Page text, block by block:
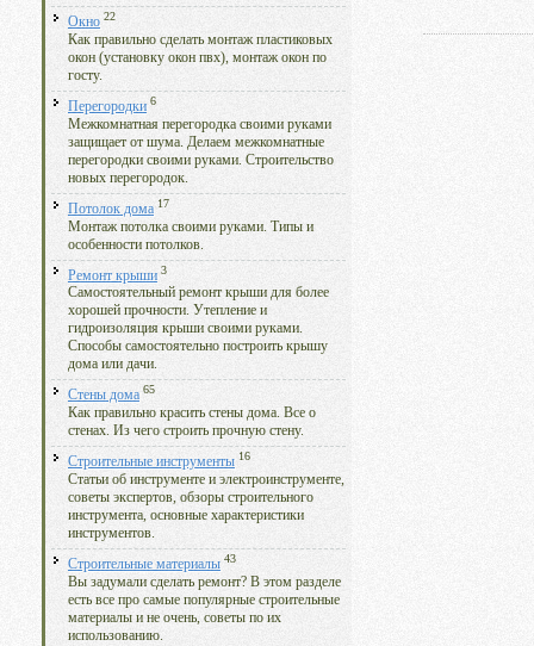
Окно 22
Как правильно сделать монтаж пластиковых
окон (установку окон пвх), монтаж окон по
госту.
Перегородки 6
Межкомнатная перегородка своими руками
защищает от шума. Делаем межкомнатные
перегородки своими руками. Строительство
новых перегородок.
Потолок дома 17
Монтаж потолка своими руками. Типы и
особенности потолков.
Ремонт крыши 3
Самостоятельный ремонт крыши для более
хорошей прочности. Утепление и
гидроизоляция крыши своими руками.
Способы самостоятельно построить крышу
дома или дачи.
Стены дома 65
Как правильно красить стены дома. Все о
стенах. Из чего строить прочную стену.
Строительные инструменты 16
Статьи об инструменте и электроинструменте,
советы экспертов, обзоры строительного
инструмента, основные характеристики
инструментов.
Строительные материалы 43
Вы задумали сделать ремонт? В этом разделе
есть все про самые популярные строительные
материалы и не очень, советы по их
использованию.